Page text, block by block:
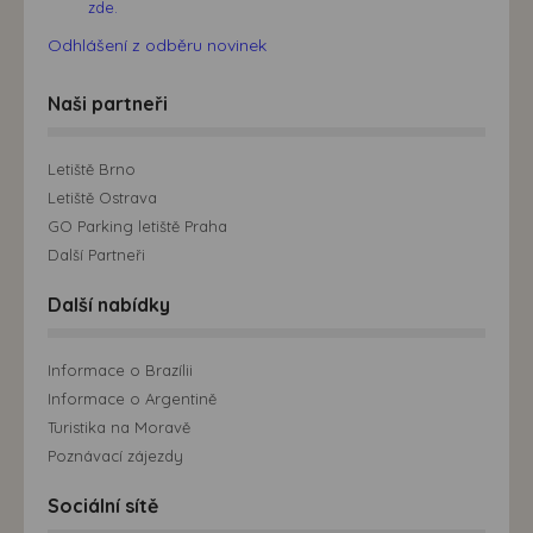
zde.
Odhlášení z odběru novinek
Naši partneři
Letiště Brno
Letiště Ostrava
GO Parking letiště Praha
Další Partneři
Další nabídky
Informace o Brazílii
Informace o Argentině
Turistika na Moravě
Poznávací zájezdy
Sociální sítě